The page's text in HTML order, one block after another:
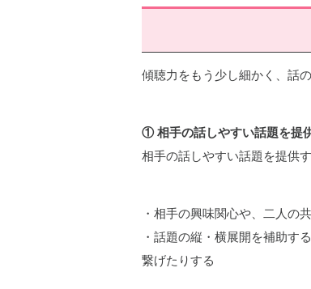
傾聴力をもう少し細かく、話
① 相手の話しやすい話題を提
相手の話しやすい話題を提供
・相手の興味関心や、二人の
・話題の縦・横展開を補助す
繋げたりする